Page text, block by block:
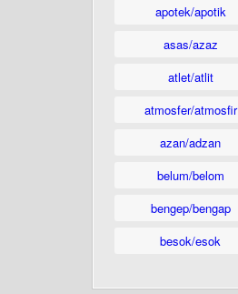
apotek/apotik
asas/azaz
atlet/atlit
atmosfer/atmosfir
azan/adzan
belum/belom
bengep/bengap
besok/esok